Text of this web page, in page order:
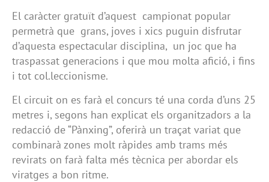
El caràcter gratuït d’aquest campionat popular
permetrà que grans, joves i xics puguin disfrutar
d’aquesta espectacular disciplina, un joc que ha
traspassat generacions i que mou molta afició, i fins
i tot col.leccionisme.
El circuit on es farà el concurs té una corda d’uns 25
metres i, segons han explicat els organitzadors a la
redacció de “Pànxing”, oferirà un traçat variat que
combinarà zones molt ràpides amb trams més
revirats on farà falta més tècnica per abordar els
viratges a bon ritme.